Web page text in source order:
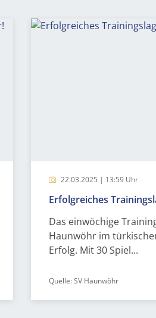
22.03.2025 | 13:59 Uhr
Erfolgreiches
Das einwöchige
Haunwöhr im
Erfolg. Mit 30 Spiel...
Quelle: SV Haunwöhr